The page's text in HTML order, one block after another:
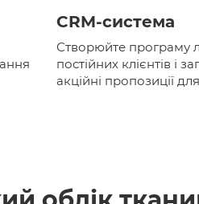
СRM-система
Створюйте програму
постійних клієнтів і
акційні пропозиції